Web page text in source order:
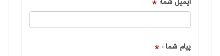
پیام شما : *